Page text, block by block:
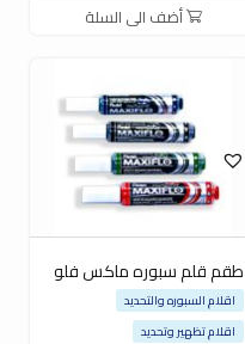
أضف الى السلة
طقم قلم سبوره ماكس فلو
اقلام السبوره والتحديد
اقلام تظهير وتحديد